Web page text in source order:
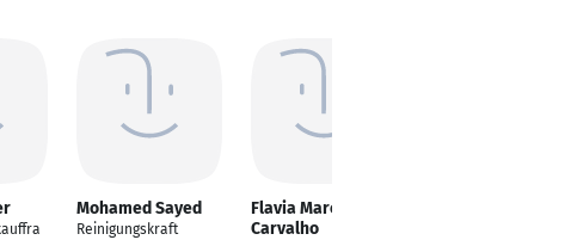
Mohamed Sayed
Reinigungskraft
Flavia Marcia De
Carvalho